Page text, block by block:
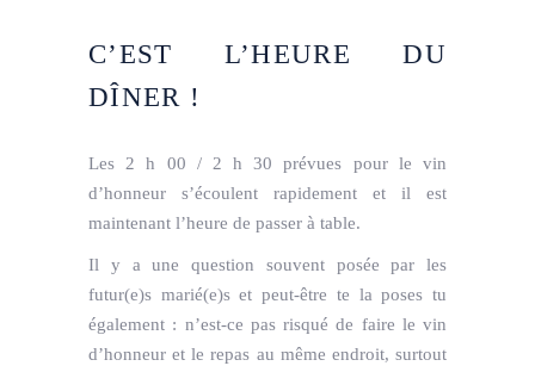
C’EST L’HEURE DU
DÎNER !
Les 2 h 00 / 2 h 30 prévues pour le vin
d’honneur s’écoulent rapidement et il est
maintenant l’heure de passer à table.
Il y a une question souvent posée par les
futur(e)s marié(e)s et peut-être te la poses tu
également : n’est-ce pas risqué de faire le vin
d’honneur et le repas au même endroit, surtout